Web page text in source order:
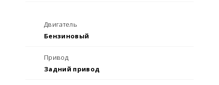
Двигатель
Бензиновый
Привод
Задний привод